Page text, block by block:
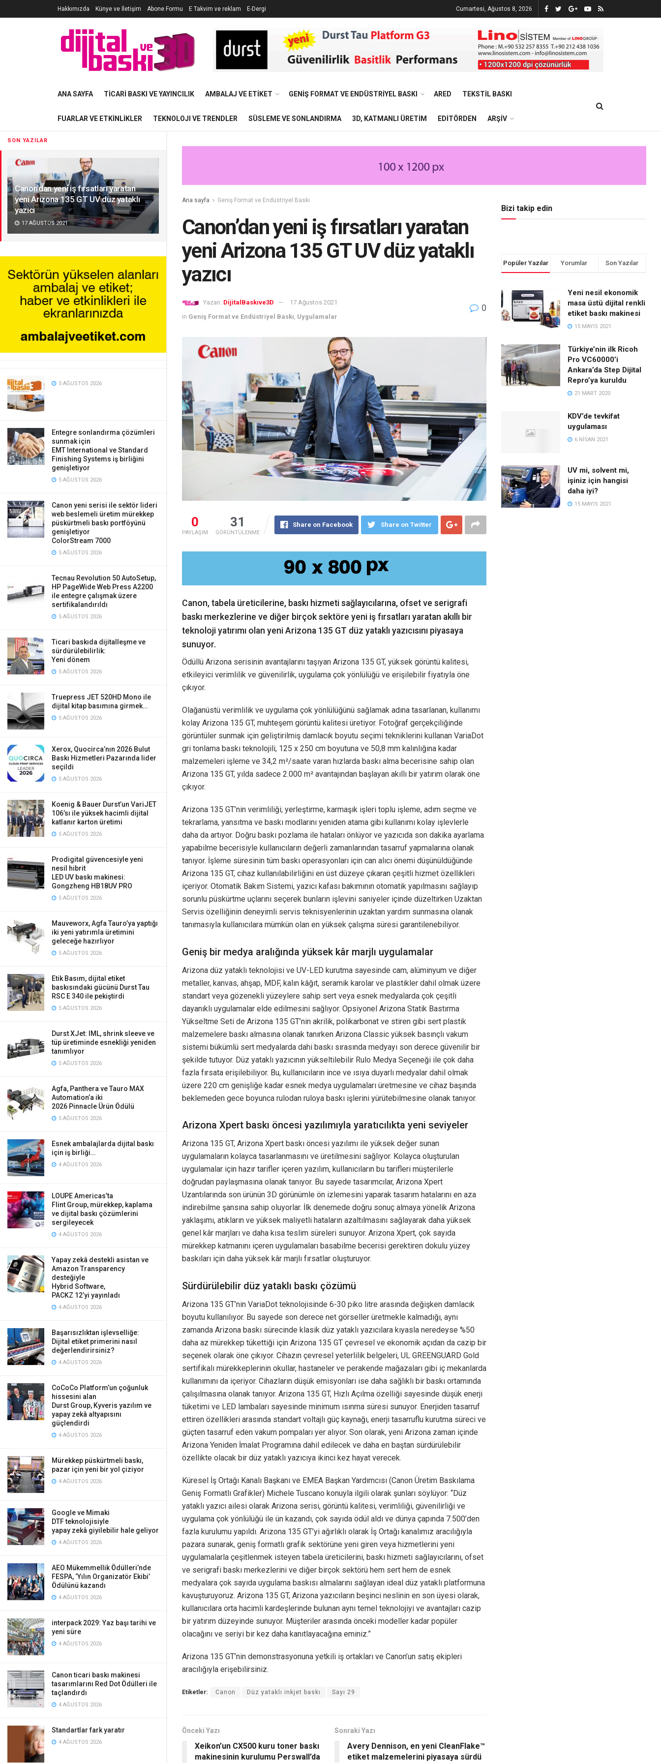
SON YAZILAR
Canon’dan yeni iş fırsatları yaratan
yeni Arizona 135 GT UV düz yataklı
yazıcı
17 AĞUSTOS 2021
5 AĞUSTOS 2026
Entegre sonlandırma çözümleri
sunmak için
EMT International ve Standard
Finishing Systems iş birliğini
genişletiyor
5 AĞUSTOS 2026
Canon yeni serisi ile sektör lideri
web beslemeli üretim mürekkep
püskürtmeli baskı portföyünü
genişletiyor
ColorStream 7000
5 AĞUSTOS 2026
Tecnau Revolution 50 AutoSetup,
HP PageWide Web Press A2200
ile entegre çalışmak üzere
sertifikalandırıldı
5 AĞUSTOS 2026
Ticari baskıda dijitalleşme ve
sürdürülebilirlik:
Yeni dönem
5 AĞUSTOS 2026
Truepress JET 520HD Mono ile
dijital kitap basımına girmek…
5 AĞUSTOS 2026
Xerox, Quocirca’nın 2026 Bulut
Baskı Hizmetleri Pazarında lider
seçildi
5 AĞUSTOS 2026
Koenig & Bauer Durst’un VariJET
106’sı ile yüksek hacimli dijital
katlanır karton üretimi
5 AĞUSTOS 2026
Prodigital güvencesiyle yeni
nesil hibrit
LED UV baskı makinesi:
Gongzheng HB18UV PRO
5 AĞUSTOS 2026
Mauveworx, Agfa Tauro’ya yaptığı
iki yeni yatırımla üretimini
geleceğe hazırlıyor
5 AĞUSTOS 2026
Etik Basım, dijital etiket
baskısındaki gücünü Durst Tau
RSC E 340 ile pekiştirdi
5 AĞUSTOS 2026
Durst XJet: IML, shrink sleeve ve
tüp üretiminde esnekliği yeniden
tanımlıyor
5 AĞUSTOS 2026
Agfa, Panthera ve Tauro MAX
Automation’a iki
2026 Pinnacle Ürün Ödülü
5 AĞUSTOS 2026
Esnek ambalajlarda dijital baskı
için iş birliği…
4 AĞUSTOS 2026
LOUPE Americas’ta
Flint Group, mürekkep, kaplama
ve dijital baskı çözümlerini
sergileyecek
4 AĞUSTOS 2026
Yapay zekâ destekli asistan ve
Amazon Transparency
desteğiyle
Hybrid Software,
PACKZ 12’yi yayınladı
4 AĞUSTOS 2026
Başarısızlıktan işlevselliğe:
Dijital etiket primerini nasıl
değerlendirirsiniz?
4 AĞUSTOS 2026
CoCoCo Platform’un çoğunluk
hissesini alan
Durst Group, Kyveris yazılım ve
yapay zekâ altyapısını
güçlendirdi
4 AĞUSTOS 2026
Mürekkep püskürtmeli baskı,
pazar için yeni bir yol çiziyor
4 AĞUSTOS 2026
Google ve Mimaki
DTF teknolojisiyle
yapay zekâ giyilebilir hale geliyor
4 AĞUSTOS 2026
AEO Mükemmellik Ödülleri’nde
FESPA, ‘Yılın Organizatör Ekibi’
Ödülünü kazandı
4 AĞUSTOS 2026
interpack 2029: Yaz başı tarihi ve
yeni süre
4 AĞUSTOS 2026
Canon ticari baskı makinesi
tasarımlarını Red Dot Ödülleri ile
taçlandırdı
4 AĞUSTOS 2026
Standartlar fark yaratır
4 AĞUSTOS 2026
Hakkımızda Künye ve İletişim Abone Formu E Takvim ve reklam E-Dergi Cumartesi, Ağustos 8, 2026
ANA SAYFA TICARI BASKI VE YAYINCILIK AMBALAJ VE ETIKET GENIŞ FORMAT VE ENDÜSTRIYEL BASKI ARED TEKSTIL BASKI
FUARLAR VE ETKINLIKLER TEKNOLOJI VE TRENDLER SÜSLEME VE SONLANDIRMA 3D, KATMANLI ÜRETIM EDITÖRDEN ARŞIV
Ana sayfa Geniş Format ve Endüstriyel Baskı
Canon’dan yeni iş fırsatları yaratan
yeni Arizona 135 GT UV düz yataklı
yazıcı
Yazan: DijitalBaskıve3D
17 Ağustos 2021
in Geniş Format ve Endüstriyel Baskı, Uygulamalar
0
0
PAYLAŞIM
31
GÖRÜNTÜLENME
Share on Facebook Share on Twitter
Canon, tabela üreticilerine, baskı hizmeti sağlayıcılarına, ofset ve serigrafi
baskı merkezlerine ve diğer birçok sektöre yeni iş fırsatları yaratan akıllı bir
teknoloji yatırımı olan yeni Arizona 135 GT düz yataklı yazıcısını piyasaya
sunuyor.
Ödüllü Arizona serisinin avantajlarını taşıyan Arizona 135 GT, yüksek görüntü kalitesi,
etkileyici verimlilik ve güvenilirlik, uygulama çok yönlülüğü ve erişilebilir fiyatıyla öne
çıkıyor.
Olağanüstü verimlilik ve uygulama çok yönlülüğünü sağlamak adına tasarlanan, kullanımı
kolay Arizona 135 GT, muhteşem görüntü kalitesi üretiyor. Fotoğraf gerçekçiliğinde
görüntüler sunmak için geliştirilmiş damlacık boyutu seçimi tekniklerini kullanan VariaDot
gri tonlama baskı teknolojili, 125 x 250 cm boyutuna ve 50,8 mm kalınlığına kadar
malzemeleri işleme ve 34,2 m²/saate varan hızlarda baskı alma becerisine sahip olan
Arizona 135 GT, yılda sadece 2.000 m² avantajından başlayan akıllı bir yatırım olarak öne
çıkıyor.
Arizona 135 GT’nin verimliliği; yerleştirme, karmaşık işleri toplu işleme, adım seçme ve
tekrarlama, yansıtma ve baskı modlarını yeniden atama gibi kullanımı kolay işlevlerle
daha da artıyor. Doğru baskı pozlama ile hataları önlüyor ve yazıcıda son dakika ayarlama
yapabilme becerisiyle kullanıcıların değerli zamanlarından tasarruf yapmalarına olanak
tanıyor. İşleme süresinin tüm baskı operasyonları için can alıcı önemi düşünüldüğünde
Arizona 135 GT, cihaz kullanılabilirliğini en üst düzeye çıkaran çeşitli hizmet özellikleri
içeriyor. Otomatik Bakım Sistemi, yazıcı kafası bakımının otomatik yapılmasını sağlayıp
sorunlu püskürtme uçlarını seçerek bunların işlevini saniyeler içinde düzeltirken Uzaktan
Servis özelliğinin deneyimli servis teknisyenlerinin uzaktan yardım sunmasına olanak
tanımasıyla kullanıcılara mümkün olan en yüksek çalışma süresi garantilenebiliyor.
Geniş bir medya aralığında yüksek kâr marjlı uygulamalar
Arizona düz yataklı teknolojisi ve UV-LED kurutma sayesinde cam, alüminyum ve diğer
metaller, kanvas, ahşap, MDF, kalın kâğıt, seramik karolar ve plastikler dahil olmak üzere
standart veya gözenekli yüzeylere sahip sert veya esnek medyalarda çok çeşitli
dayanıklı uygulamalar elde edilmesini sağlıyor. Opsiyonel Arizona Statik Bastırma
Yükseltme Seti de Arizona 135 GT’nin akrilik, polikarbonat ve stiren gibi sert plastik
malzemelere baskı almasına olanak tanırken Arizona Classic yüksek basınçlı vakum
sistemi bükümlü sert medyalarda dahi baskı sırasında medyayı son derece güvenilir bir
şekilde tutuyor. Düz yataklı yazıcının yükseltilebilir Rulo Medya Seçeneği ile çok daha
fazla fırsata erişilebiliyor. Bu, kullanıcıların ince ve ısıya duyarlı medyalar dahil olmak
üzere 220 cm genişliğe kadar esnek medya uygulamaları üretmesine ve cihaz başında
beklemeden gece boyunca rulodan ruloya baskı işlerini yürütebilmesine olanak tanıyor.
Arizona Xpert baskı öncesi yazılımıyla yaratıcılıkta yeni seviyeler
Arizona 135 GT, Arizona Xpert baskı öncesi yazılımı ile yüksek değer sunan
uygulamaların kolayca tasarlanmasını ve üretilmesini sağlıyor. Kolayca oluşturulan
uygulamalar için hazır tarifler içeren yazılım, kullanıcıların bu tarifleri müşterilerle
doğrudan paylaşmasına olanak tanıyor. Bu sayede tasarımcılar, Arizona Xpert
Uzantılarında son ürünün 3D görünümle ön izlemesini yaparak tasarım hatalarını en aza
indirebilme şansına sahip oluyorlar. İlk denemede doğru sonuç almaya yönelik Arizona
yaklaşımı, atıkların ve yüksek maliyetli hataların azaltılmasını sağlayarak daha yüksek
genel kâr marjları ve daha kısa teslim süreleri sunuyor. Arizona Xpert, çok sayıda
mürekkep katmanını içeren uygulamaları basabilme becerisi gerektiren dokulu yüzey
baskıları için daha yüksek kâr marjlı fırsatlar oluşturuyor.
Sürdürülebilir düz yataklı baskı çözümü
Arizona 135 GT’nin VariaDot teknolojisinde 6-30 piko litre arasında değişken damlacık
boyutu kullanılıyor. Bu sayede son derece net görseller üretmekle kalmadığı, aynı
zamanda Arizona baskı sürecinde klasik düz yataklı yazıcılara kıyasla neredeyse %50
daha az mürekkep tükettiği için Arizona 135 GT çevresel ve ekonomik açıdan da cazip bir
seçenek olarak öne çıkıyor. Cihazın çevresel yeterlilik belgeleri, UL GREENGUARD Gold
sertifikalı mürekkeplerinin okullar, hastaneler ve perakende mağazaları gibi iç mekanlarda
kullanımını da içeriyor. Cihazların düşük emisyonları ise daha sağlıklı bir baskı ortamında
çalışılmasına olanak tanıyor. Arizona 135 GT, Hızlı Açılma özelliği sayesinde düşük enerji
tüketimi ve LED lambaları sayesinde minimum ısınma süresi sunuyor. Enerjiden tasarruf
ettiren özellikleri arasında standart voltajlı güç kaynağı, enerji tasarruflu kurutma süreci ve
güçten tasarruf eden vakum pompaları yer alıyor. Son olarak, yeni Arizona zaman içinde
Arizona Yeniden İmalat Programına dahil edilecek ve daha en baştan sürdürülebilir
özellikte olacak bir düz yataklı yazıcıya ikinci kez hayat verecek.
Küresel İş Ortağı Kanalı Başkanı ve EMEA Başkan Yardımcısı (Canon Üretim Baskılama
Geniş Formatlı Grafikler) Michele Tuscano konuyla ilgili olarak şunları söylüyor: “Düz
yataklı yazıcı ailesi olarak Arizona serisi, görüntü kalitesi, verimliliği, güvenilirliği ve
uygulama çok yönlülüğü ile ün kazandı, çok sayıda ödül aldı ve dünya çapında 7.500’den
fazla kurulumu yapıldı. Arizona 135 GT’yi ağırlıklı olarak İş Ortağı kanalımız aracılığıyla
pazara sunarak, geniş formatlı grafik sektörüne yeni giren veya hizmetlerini yeni
uygulamalarla çeşitlenmek isteyen tabela üreticilerini, baskı hizmeti sağlayıcılarını, ofset
ve serigrafi baskı merkezlerini ve diğer birçok sektörü hem sert hem de esnek
medyalara çok sayıda uygulama baskısı almalarını sağlayan ideal düz yataklı platformuna
kavuşturuyoruz. Arizona 135 GT, Arizona yazıcıların beşinci neslinin en son üyesi olarak,
kullanıcılara orta hacimli kardeşlerinde bulunan aynı temel teknolojiyi ve avantajları cazip
bir yatırım düzeyinde sunuyor. Müşteriler arasında önceki modeller kadar popüler
olacağını ve seriyi bir kez daha kanıtlayacağına eminiz.”
Arizona 135 GT’nin demonstrasyonuna yetkili iş ortakları ve Canon’un satış ekipleri
aracılığıyla erişebilirsiniz.
Etiketler: Canon Düz yataklı inkjet baskı Sayı 29
Önceki Yazı
Xeikon’un CX500 kuru toner baskı
makinesinin kurulumu Perswall’da
Sonraki Yazı
Avery Dennison, en yeni CleanFlake™
etiket malzemelerini piyasaya sürdü
Bizi takip edin
Popüler Yazılar Yorumlar Son Yazılar
Yeni nesil ekonomik
masa üstü dijital renkli
etiket baskı makinesi
15 MAYIS 2021
Türkiye’nin ilk Ricoh
Pro VC60000’i
Ankara’da Step Dijital
Repro’ya kuruldu
21 MART 2020
KDV’de tevkifat
uygulaması
6 NISAN 2021
UV mi, solvent mi,
işiniz için hangisi
daha iyi?
15 MAYIS 2021